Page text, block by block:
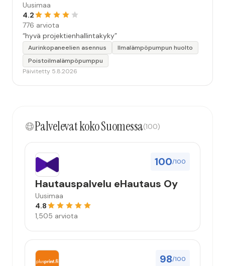
Uusimaa
4.2
776 arviota
“hyvä projektienhallintakyky”
Aurinkopaneelien asennus
Ilmalämpöpumpun huolto
Poistoilmalämpöpumppu
Päivitetty 5.8.2026
Palvelevat koko Suomessa(100)
100/100
Hautauspalvelu eHautaus Oy
Uusimaa
4.8
1,505 arviota
98/100